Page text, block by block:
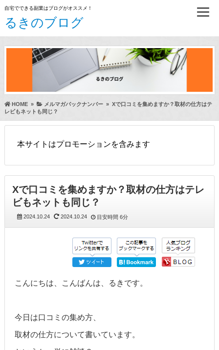
自宅でできる副業はブログがオススメ！
るきのブログ
HOME» メルマガバックナンバー» Xで口コミを集めますか？取材の仕方はテ
レビもネットも同じ？
本サイトはプロモーションを含みます
Xで口コミを集めますか？取材の仕方はテレ
ビもネットも同じ？
2024.10.24 2024.10.24 目安時間 6分
こんにちは、こんばんは、るきです。
今日は口コミの集め方、
取材の仕方について書いています。